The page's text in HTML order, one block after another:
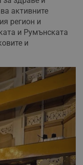
активните
регион и
и Румънската
и